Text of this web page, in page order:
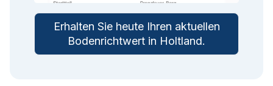
Erhalten Sie heute Ihren aktuellen
Bodenrichtwert in Holtland.